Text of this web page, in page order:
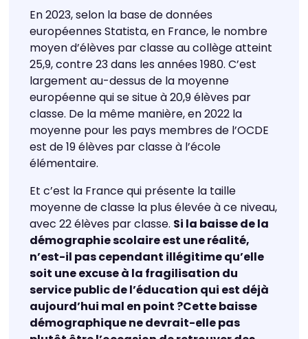
En 2023, selon la base de données
européennes Statista, en France, le nombre
moyen d’élèves par classe au collège atteint
25,9, contre 23 dans les années 1980. C’est
largement au-dessus de la moyenne
européenne qui se situe à 20,9 élèves par
classe. De la même manière, en 2022 la
moyenne pour les pays membres de l’OCDE
est de 19 élèves par classe à l’école
élémentaire.
Et c’est la France qui présente la taille
moyenne de classe la plus élevée à ce niveau,
avec 22 élèves par classe. Si la baisse de la
démographie scolaire est une réalité,
n’est-il pas cependant illégitime qu’elle
soit une excuse à la fragilisation du
service public de l’éducation qui est déjà
aujourd’hui mal en point ?Cette baisse
démographique ne devrait-elle pas